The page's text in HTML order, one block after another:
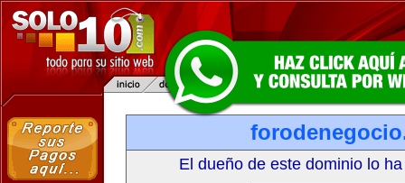
El dueño de este dominio lo